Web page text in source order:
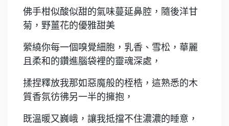
佛手柑似酸似甜的氣味蔓延鼻腔，隨後洋甘
菊，野薑花的優雅甜美
縈繞你每一個嗅覺細胞，乳香、雪松，華麗
且柔和的鑽進腦袋裡的靈魂深處，
揉捏釋放我那如惡魔般的桎梏，這熟悉的木
質香氛彷彿另一半的擁抱，
既溫暖又巍峨，讓我抵擋不住濃濃的睡意，